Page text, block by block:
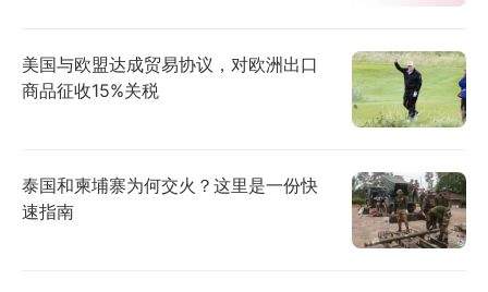
美国与欧盟达成贸易协议，对欧洲出口
商品征收15%关税
泰国和柬埔寨为何交火？这里是一份快
速指南